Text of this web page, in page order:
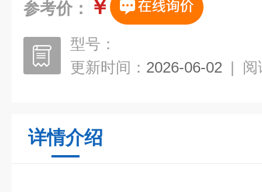
参考价： ￥
型号：
更新时间： 2026-06-02 | 阅
详情介绍